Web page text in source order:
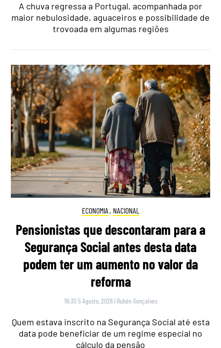
A chuva regressa a Portugal, acompanhada por
maior nebulosidade, aguaceiros e possibilidade de
trovoada em algumas regiões
ECONOMIA , NACIONAL
Pensionistas que descontaram para a
Segurança Social antes desta data
podem ter um aumento no valor da
reforma
18:30 5 Agosto, 2026 | Rubén Gonçalves
Quem estava inscrito na Segurança Social até esta
data pode beneficiar de um regime especial no
cálculo da pensão